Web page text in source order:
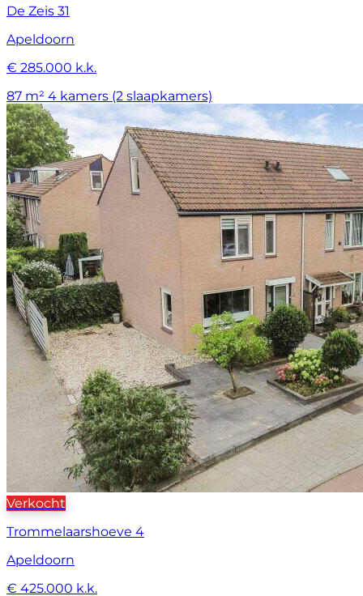
De Zeis 31
Apeldoorn
€ 285.000 k.k.
87 m² 4 kamers (2 slaapkamers)
Verkocht
Trommelaarshoeve 4
Apeldoorn
€ 425.000 k.k.